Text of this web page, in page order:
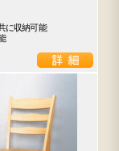
に収納可能